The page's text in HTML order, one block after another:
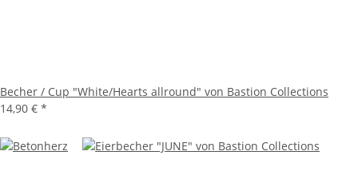
Becher / Cup "White/Hearts allround" von Bastion Collections
14,90 € *